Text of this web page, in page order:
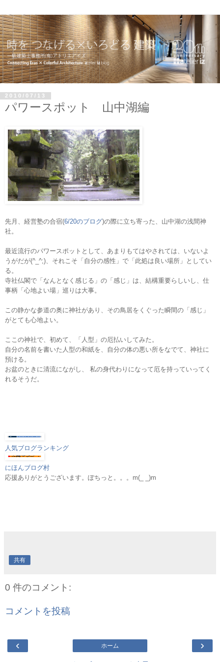
2010/07/13
パワースポット 山中湖編
先月、経営塾の合宿(6/20のブログ)の際に立ち寄った、山中湖の浅間神
社。
最近流行のパワースポットとして、あまりもてはやされては、いないよ
うがだが(^_^;)、 それこそ「自分の感性」で「此処は良い場所」としてい
る。
寺社仏閣で「なんとなく感じる」の「感じ」は、結構重要らしいし、仕
事柄「心地よい場」巡りは大事。
この静かな参道の奥に神社があり、その鳥居をくぐった瞬間の「感じ」
がとても心地よい。
ここの神社で、初めて、「人型」の厄払いしてみた。
自分の名前を書いた人型の和紙を、自分の体の悪い所をなでて、神社に
預ける。
お盆のときに清流にながし、 私の身代わりになって厄を持っていってく
れるそうだ。
人気ブログランキング
にほんブログ村
応援ありがとうございます。ぽちっと。。。m(_ _)m
共有
0 件のコメント:
コメントを投稿
‹ ›
ホーム